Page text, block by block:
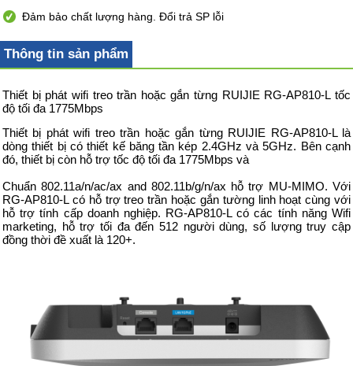
Đảm bảo chất lượng hàng. Đổi trả SP lỗi
Thông tin sản phẩm
Thiết bị phát wifi treo trần hoặc gắn từng RUIJIE RG-AP810-L tốc
độ tối đa 1775Mbps
Thiết bị phát wifi treo trần hoặc gắn từng RUIJIE RG-AP810-L là
dòng thiết bị có thiết kế băng tần kép 2.4GHz và 5GHz. Bên cạnh
đó, thiết bị còn hỗ trợ tốc độ tối đa 1775Mbps và
Chuẩn 802.11a/n/ac/ax and 802.11b/g/n/ax hỗ trợ MU-MIMO. Với
RG-AP810-L có hỗ trợ treo trần hoặc gắn tường linh hoạt cùng với
hỗ trợ tính cấp doanh nghiệp. RG-AP810-L có các tính năng Wifi
marketing, hỗ trợ tối đa đến 512 người dùng, số lượng truy cập
đồng thời đề xuất là 120+.